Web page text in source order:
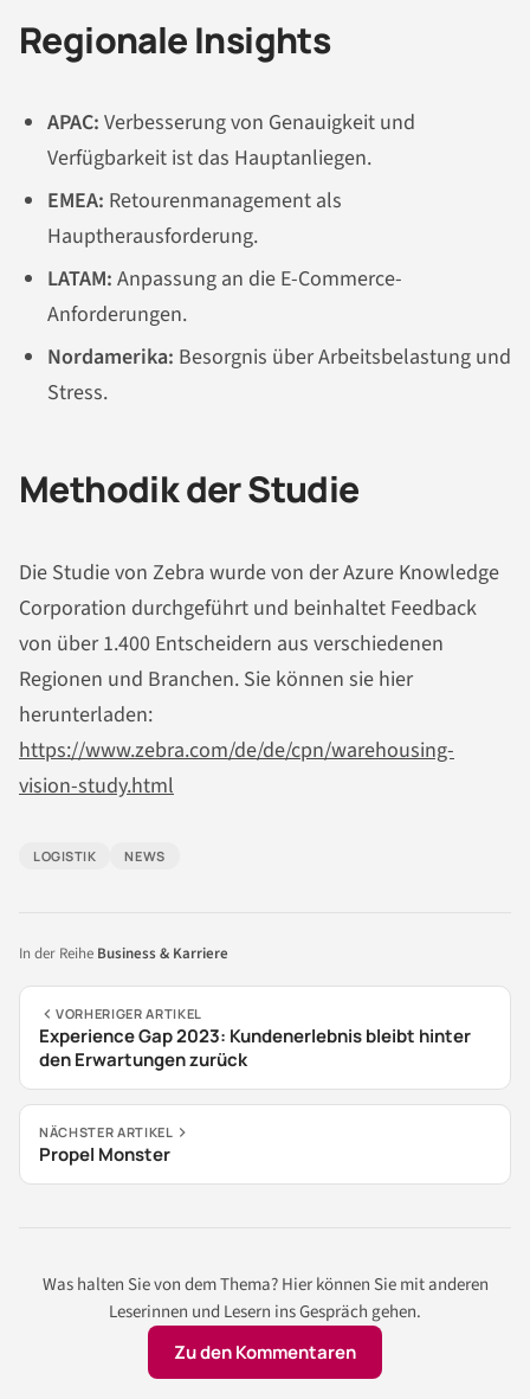
Regionale Insights
APAC: Verbesserung von Genauigkeit und
Verfügbarkeit ist das Hauptanliegen.
EMEA: Retourenmanagement als
Hauptherausforderung.
LATAM: Anpassung an die E-Commerce-
Anforderungen.
Nordamerika: Besorgnis über Arbeitsbelastung und
Stress.
Methodik der Studie
Die Studie von Zebra wurde von der Azure Knowledge
Corporation durchgeführt und beinhaltet Feedback
von über 1.400 Entscheidern aus verschiedenen
Regionen und Branchen. Sie können sie hier
herunterladen:
https://www.zebra.com/de/de/cpn/warehousing-
vision-study.html
LOGISTIK NEWS
In der Reihe Business & Karriere
VORHERIGER ARTIKEL
Experience Gap 2023: Kundenerlebnis bleibt hinter
den Erwartungen zurück
NÄCHSTER ARTIKEL
Propel Monster
Was halten Sie von dem Thema? Hier können Sie mit anderen
Leserinnen und Lesern ins Gespräch gehen.
Zu den Kommentaren